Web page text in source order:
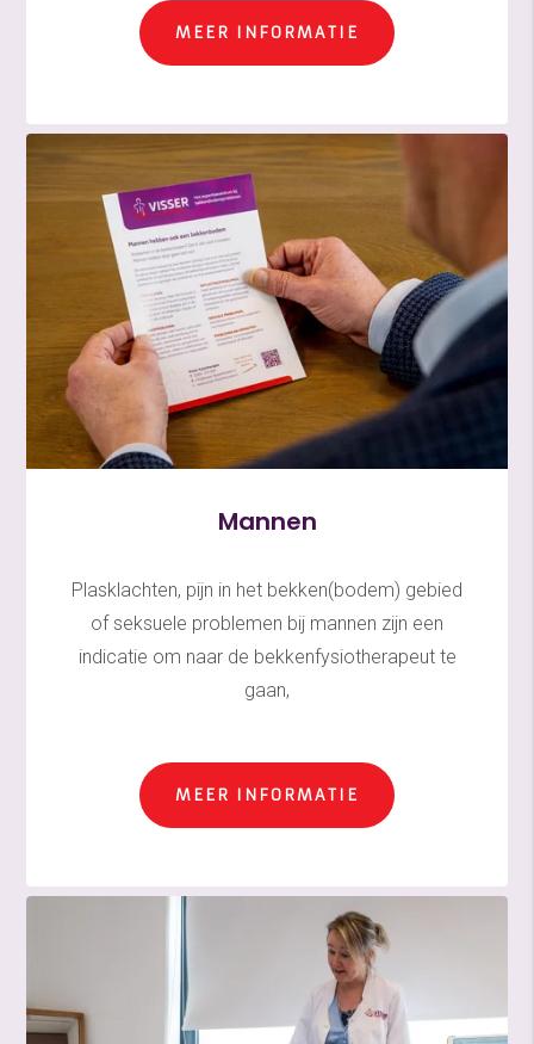
MEER INFORMATIE
Mannen
Plasklachten, pijn in het bekken(bodem) gebied
of seksuele problemen bij mannen zijn een
indicatie om naar de bekkenfysiotherapeut te
gaan,
MEER INFORMATIE